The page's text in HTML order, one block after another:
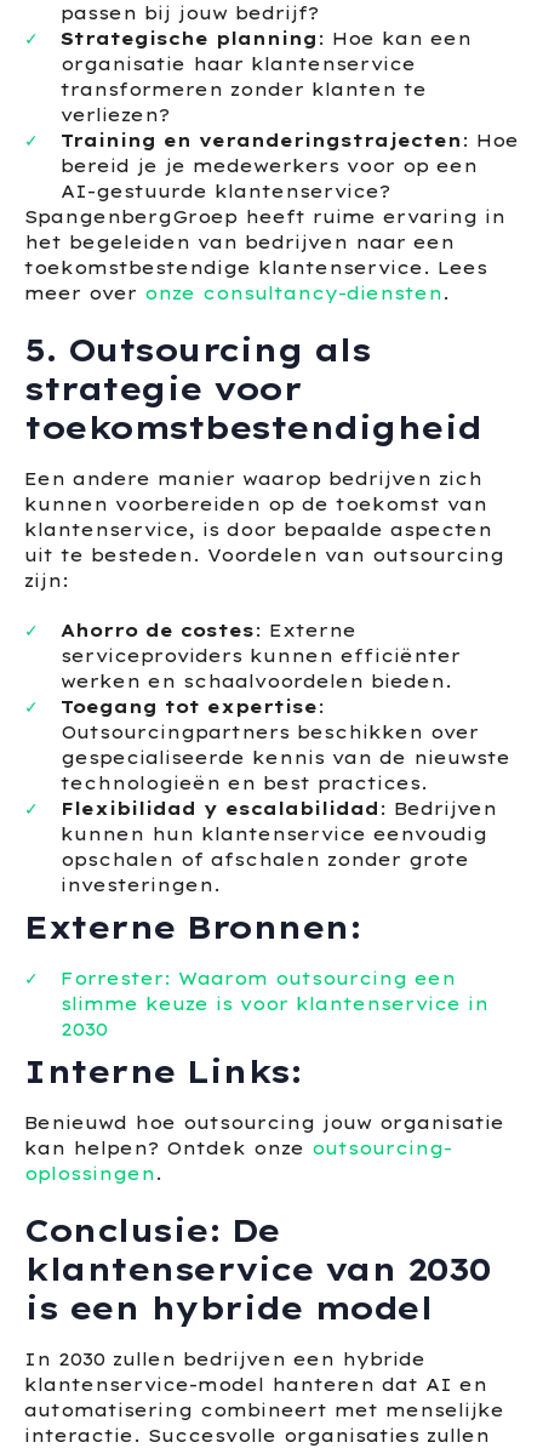
passen bij jouw bedrijf?
Strategische planning : Hoe kan een
organisatie haar klantenservice
transformeren zonder klanten te
verliezen?
Training en veranderingstrajecten : Hoe
bereid je je medewerkers voor op een
AI-gestuurde klantenservice?
SpangenbergGroep heeft ruime ervaring in
het begeleiden van bedrijven naar een
toekomstbestendige klantenservice. Lees
meer over onze consultancy-diensten.
5. Outsourcing als
strategie voor
toekomstbestendigheid
Een andere manier waarop bedrijven zich
kunnen voorbereiden op de toekomst van
klantenservice, is door bepaalde aspecten
uit te besteden. Voordelen van outsourcing
zijn:
Ahorro de costes: Externe
serviceproviders kunnen efficiënter
werken en schaalvoordelen bieden.
Toegang tot expertise:
Outsourcingpartners beschikken over
gespecialiseerde kennis van de nieuwste
technologieën en best practices.
Flexibilidad y escalabilidad : Bedrijven
kunnen hun klantenservice eenvoudig
opschalen of afschalen zonder grote
investeringen.
Externe Bronnen:
Forrester: Waarom outsourcing een
slimme keuze is voor klantenservice in
2030
Interne Links:
Benieuwd hoe outsourcing jouw organisatie
kan helpen? Ontdek onze outsourcing-
oplossingen.
Conclusie: De
klantenservice van 2030
is een hybride model
In 2030 zullen bedrijven een hybride
klantenservice-model hanteren dat AI en
automatisering combineert met menselijke
interactie. Succesvolle organisaties zullen